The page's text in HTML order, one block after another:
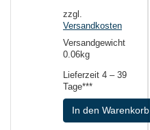
zzgl.
Versandkosten
Versandgewicht
0.06kg
Lieferzeit 4 – 39
Tage***
In den Warenkorb